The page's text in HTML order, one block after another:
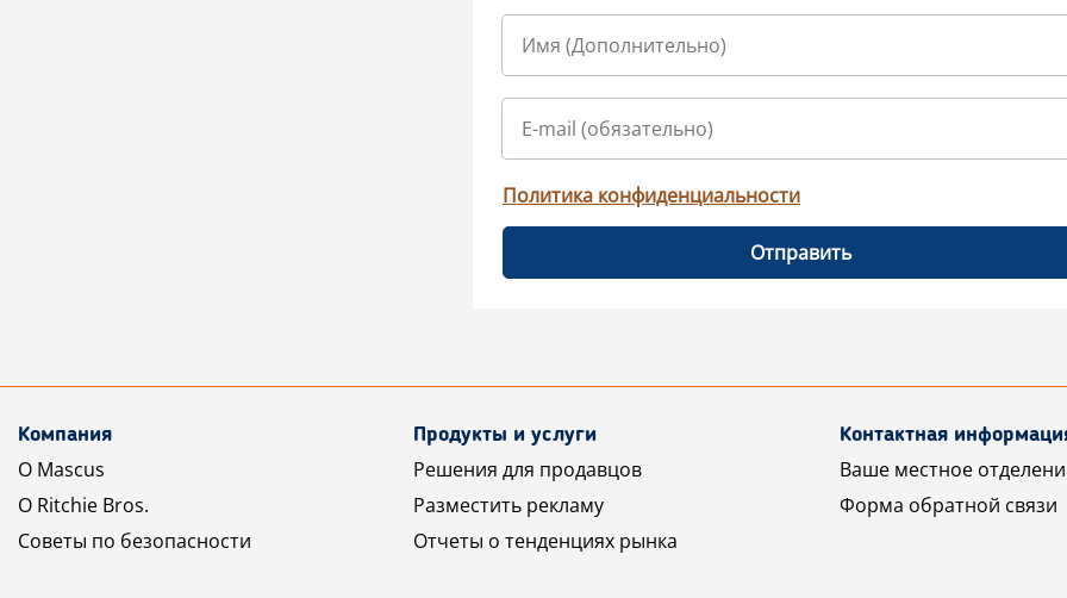
Политика конфиденциальности
Отправить
Компания
О Mascus
О Ritchie Bros.
Советы по безопасности
Продукты и услуги
Решения для продавцов
Разместить рекламу
Отчеты о тенденциях рынка
Контактная
Ваше местное
Форма обратной связи